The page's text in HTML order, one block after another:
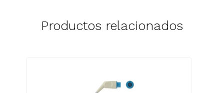
Productos relacionados